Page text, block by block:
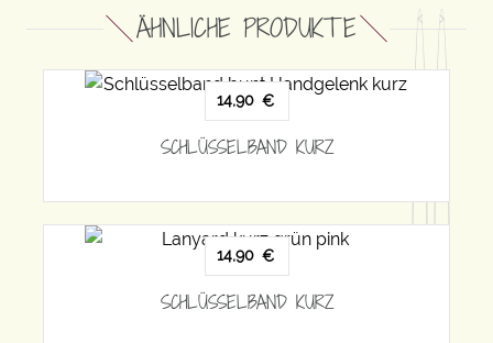
ÄHNLICHE PRODUKTE
14,90€
SCHLÜSSELBAND KURZ
14,90€
SCHLÜSSELBAND KURZ